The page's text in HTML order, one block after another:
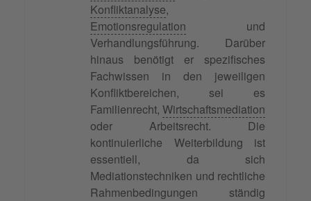
Konfliktanalyse,
Emotionsregulation und
Verhandlungsführung. Darüber
hinaus benötigt er spezifisches
Fachwissen in den jeweiligen
Konfliktbereichen, sei es
Familienrecht, Wirtschaftsmediation
oder Arbeitsrecht. Die
kontinuierliche Weiterbildung ist
essentiell, da sich
Mediationstechniken und rechtliche
Rahmenbedingungen ständig